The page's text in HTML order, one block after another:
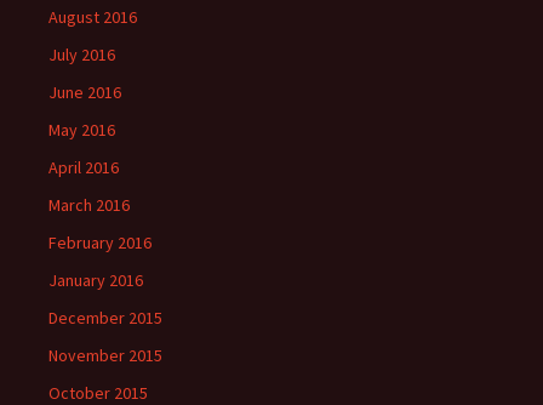
August 2016
July 2016
June 2016
May 2016
April 2016
March 2016
February 2016
January 2016
December 2015
November 2015
October 2015